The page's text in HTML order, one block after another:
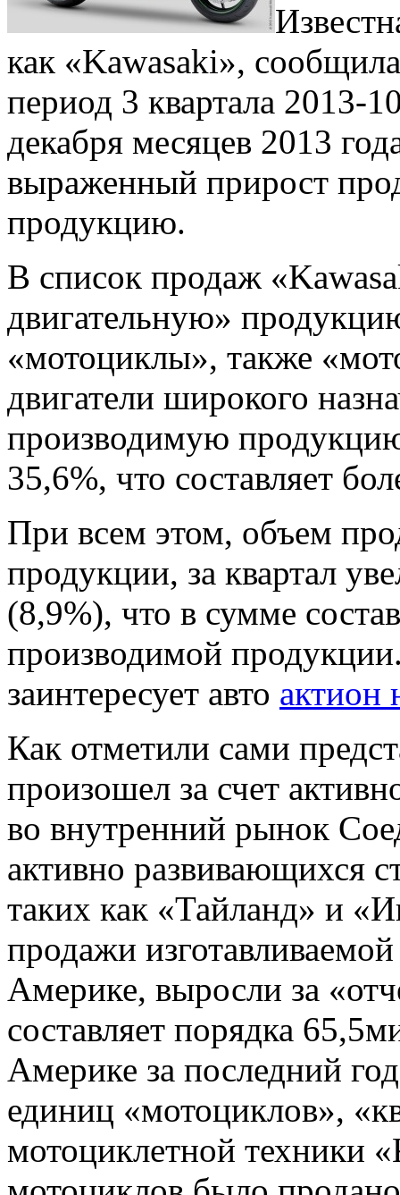
как «Kawasaki»,
период 3 квартала 2013-
декабря месяцев 2013
выраженный прирост
продукцию.
В список продаж
двигательную»
«мотоциклы», также
двигатели широкого
производимую
35,6%, что составляет
При всем этом, объем
продукции, за квартал
(8,9%), что в сумме
производимой
заинтересует авто актион
Как отметили сами
произошел за счет
во внутренний рынок
активно развивающихся
таких как «Тайланд» и
продажи
Америке, выросли за
составляет порядка
Америке за последний
единиц «мотоциклов»,
мотоциклетной техники